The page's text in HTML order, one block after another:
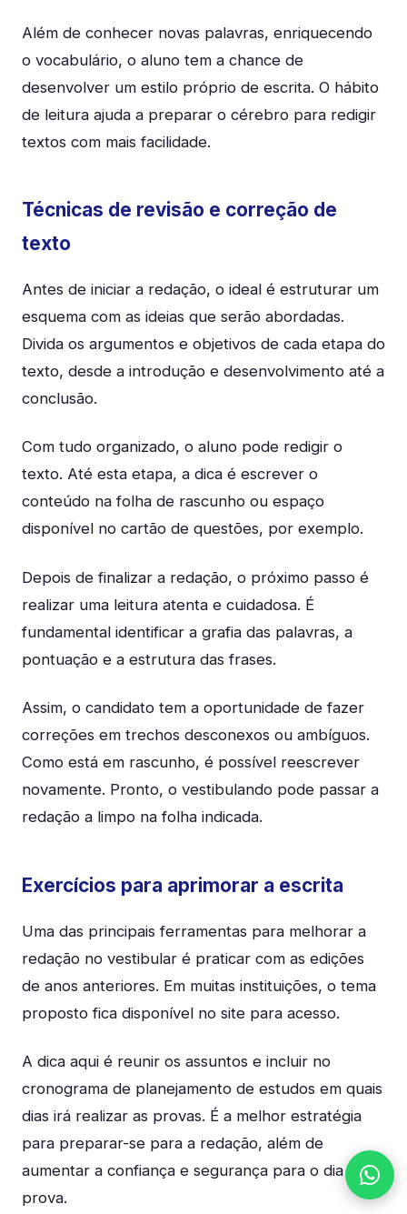
Além de conhecer novas palavras, enriquecendo
o vocabulário, o aluno tem a chance de
desenvolver um estilo próprio de escrita. O hábito
de leitura ajuda a preparar o cérebro para redigir
textos com mais facilidade.
Técnicas de revisão e correção de
texto
Antes de iniciar a redação, o ideal é estruturar um
esquema com as ideias que serão abordadas.
Divida os argumentos e objetivos de cada etapa do
texto, desde a introdução e desenvolvimento até a
conclusão.
Com tudo organizado, o aluno pode redigir o
texto. Até esta etapa, a dica é escrever o
conteúdo na folha de rascunho ou espaço
disponível no cartão de questões, por exemplo.
Depois de finalizar a redação, o próximo passo é
realizar uma leitura atenta e cuidadosa. É
fundamental identificar a grafia das palavras, a
pontuação e a estrutura das frases.
Assim, o candidato tem a oportunidade de fazer
correções em trechos desconexos ou ambíguos.
Como está em rascunho, é possível reescrever
novamente. Pronto, o vestibulando pode passar a
redação a limpo na folha indicada.
Exercícios para aprimorar a escrita
Uma das principais ferramentas para melhorar a
redação no vestibular é praticar com as edições
de anos anteriores. Em muitas instituições, o tema
proposto fica disponível no site para acesso.
A dica aqui é reunir os assuntos e incluir no
cronograma de planejamento de estudos em quais
dias irá realizar as provas. É a melhor estratégia
para preparar-se para a redação, além de
aumentar a confiança e segurança para o dia da
prova.